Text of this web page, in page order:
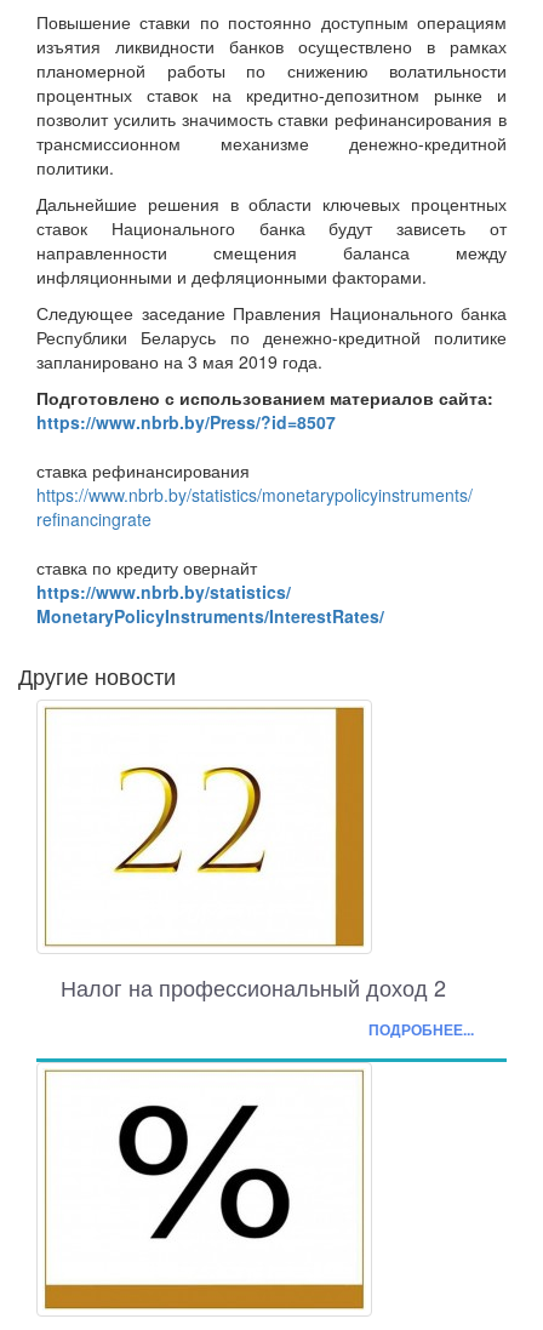
Повышение ставки по постоянно доступным операциям
изъятия ликвидности банков осуществлено в рамках
планомерной работы по снижению волатильности
процентных ставок на кредитно-депозитном рынке и
позволит усилить значимость ставки рефинансирования в
трансмиссионном механизме денежно-кредитной
политики.
Дальнейшие решения в области ключевых процентных
ставок Национального банка будут зависеть от
направленности смещения баланса между
инфляционными и дефляционными факторами.
Следующее заседание Правления Национального банка
Республики Беларусь по денежно-кредитной политике
запланировано на 3 мая 2019 года.
Подготовлено с использованием материалов сайта:
https://www.nbrb.by/Press/?id=8507
ставка рефинансирования
https://www.nbrb.by/statistics/monetarypolicyinstruments/
refinancingrate
ставка по кредиту овернайт
https://www.nbrb.by/statistics/
MonetaryPolicyInstruments/InterestRates/
Другие новости
Налог на профессиональный доход 2
ПОДРОБНЕЕ...